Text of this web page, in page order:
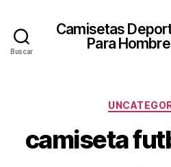
Buscar
Camisetas
Para
camiseta